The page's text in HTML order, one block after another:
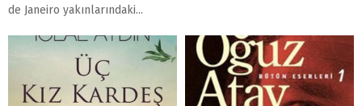
de Janeiro yakınlarındaki...